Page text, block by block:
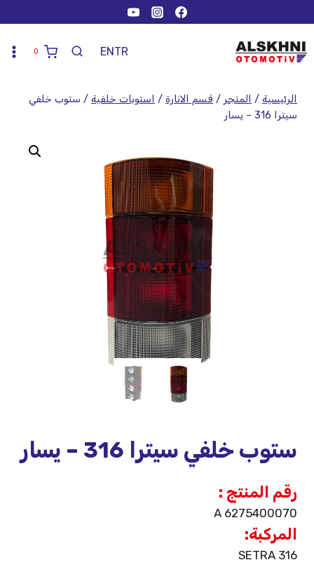
TR
EN
0
الرئيسية / المتجر / قسم الانارة / استوبات خلفية / ستوب خلفي
سيترا 316 – يسار
ستوب خلفي سيترا 316 – يسار
رقم المنتج :
A 6275400070
المركبة:
SETRA 316